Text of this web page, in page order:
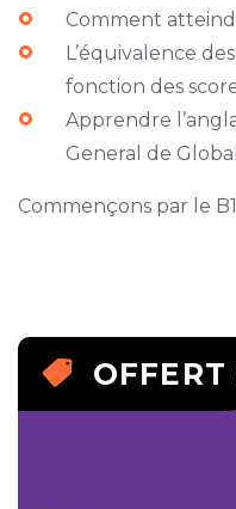
Comment
L’équivalence
fonction des
Apprendre
General de
Commençons par le
OFFERT